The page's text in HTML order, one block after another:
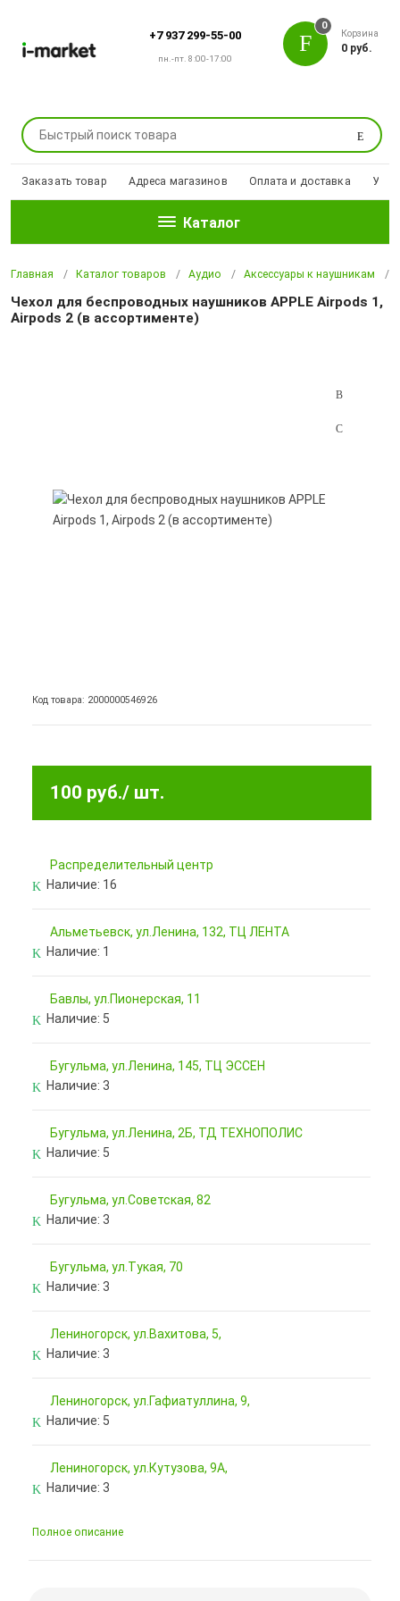
+7 937 299-55-00
пн.-пт. 8:00-17:00
Поиск
0
Корзина
0 руб.
Заказать товар Адреса магазинов Оплата и доставка
Каталог
Главная Каталог товаров Аудио Аксессуары к наушникам
Чехол для беспроводных наушников APPLE Airpods 1,
Airpods 2 (в ассортименте)
Код товара: 2000000546926
100 руб./ шт.
Pаспределительный центр
Наличие: 16
Альметьевск, ул.Ленина, 132, ТЦ ЛЕНТА
Наличие: 1
Бавлы, ул.Пионерская, 11
Наличие: 5
Бугульма, ул.Ленина, 145, ТЦ ЭССЕН
Наличие: 3
Бугульма, ул.Ленина, 2Б, ТД ТЕХНОПОЛИС
Наличие: 5
Бугульма, ул.Советская, 82
Наличие: 3
Бугульма, ул.Тукая, 70
Наличие: 3
Лениногорск, ул.Вахитова, 5,
Наличие: 3
Лениногорск, ул.Гафиатуллина, 9,
Наличие: 5
Лениногорск, ул.Кутузова, 9А,
Наличие: 3
Полное описание